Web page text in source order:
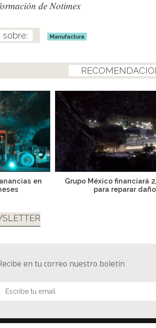
de Notimex
Manufactura
en
Grupo México financiará
para reparar
en tu correo nuestro boletín